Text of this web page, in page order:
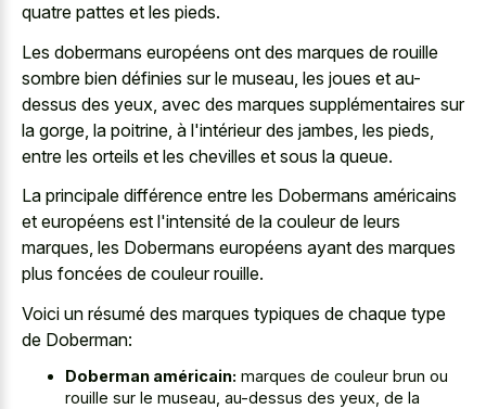
quatre pattes et les pieds.
Les dobermans européens ont des marques de rouille
sombre bien définies sur le museau, les joues et au-
dessus des yeux, avec des marques supplémentaires sur
la gorge, la poitrine, à l'intérieur des jambes, les pieds,
entre les orteils et les chevilles et sous la queue.
La principale différence entre les Dobermans américains
et européens est l'intensité de la couleur de leurs
marques, les Dobermans européens ayant des marques
plus foncées de couleur rouille.
Voici un résumé des marques typiques de chaque type
de Doberman:
Doberman américain: marques de couleur brun ou
rouille sur le museau, au-dessus des yeux, de la